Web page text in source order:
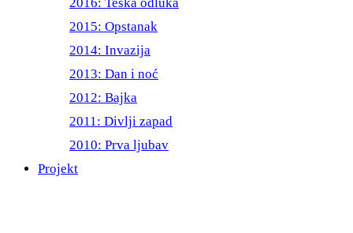
2015: Opstanak
2014: Invazija
2013: Dan i noć
2012: Bajka
2011: Divlji zapad
2010: Prva ljubav
Projekt